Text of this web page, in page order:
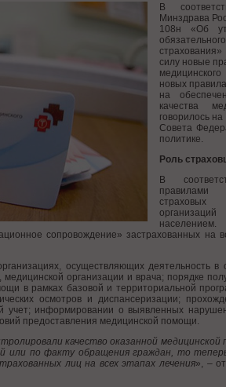
В
Минздрава
108н «Об
силу новые
новых
на
качества
говорилось
Совета
политике.
Роль
В
сопровождение» застрахованных на
осуществляющих деятельность
организации и врача; порядке
в рамках базовой и территориальной
осмотров и диспансеризации;
информировании о выявленных
предоставления медицинской помощи.
качество оказанной
или по факту обращения граждан, то
лиц на всех этапах лечения», –